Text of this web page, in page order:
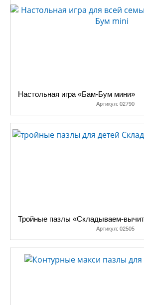
Настольная игра «Бам-Бум мини»
Артикул: 02790
Тройные пазлы «Складываем-
Артикул: 02505